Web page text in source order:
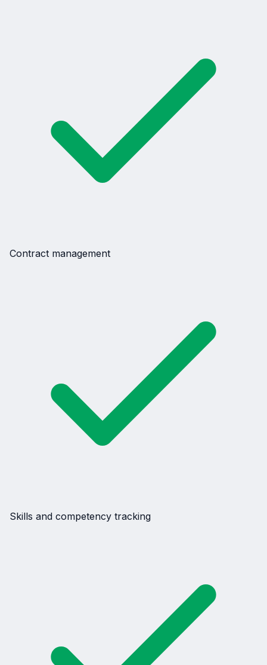
Contract management
Skills and competency tracking